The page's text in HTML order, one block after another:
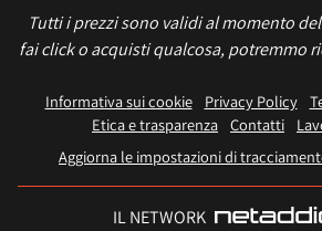
Tutti i prezzi sono validi al momento
fai click o acquisti qualcosa, potremmo
Informativa sui cookie Privacy Policy
Etica e trasparenza Contatti
Aggiorna le impostazioni di
IL NETWORK